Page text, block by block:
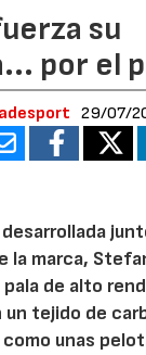
su
por el
29/07/
la marca,
pala de alto
tejido de
unas